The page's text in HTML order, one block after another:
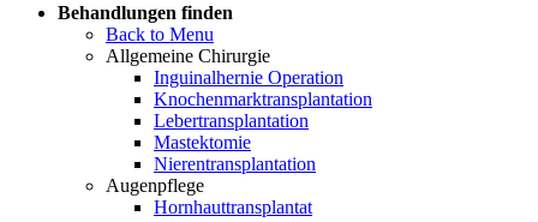
Behandlungen finden
Back to Menu
Allgemeine Chirurgie
Inguinalhernie Operation
Knochenmarktransplantation
Lebertransplantation
Mastektomie
Nierentransplantation
Augenpflege
Hornhauttransplantat